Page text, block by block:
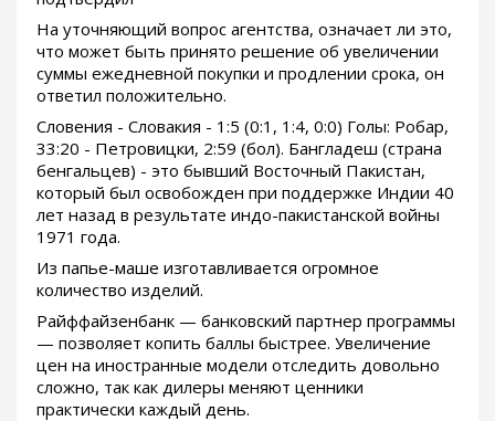
На уточняющий вопрос агентства, означает ли это,
что может быть принято решение об увеличении
суммы ежедневной покупки и продлении срока, он
ответил положительно.
Словения - Словакия - 1:5 (0:1, 1:4, 0:0) Голы: Робар,
33:20 - Петровицки, 2:59 (бол). Бангладеш (страна
бенгальцев) - это бывший Восточный Пакистан,
который был освобожден при поддержке Индии 40
лет назад в результате индо-пакистанской войны
1971 года.
Из папье-маше изготавливается огромное
количество изделий.
Райффайзенбанк — банковский партнер программы
— позволяет копить баллы быстрее. Увеличение
цен на иностранные модели отследить довольно
сложно, так как дилеры меняют ценники
практически каждый день.